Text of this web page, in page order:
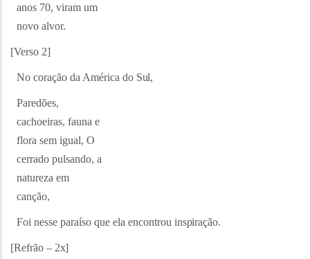
anos 70, viram um
novo alvor.
[Verso 2]
No coração da América do Sul,
Paredões,
cachoeiras, fauna e
flora sem igual, O
cerrado pulsando, a
natureza em
canção,
Foi nesse paraíso que ela encontrou inspiração.
[Refrão – 2x]